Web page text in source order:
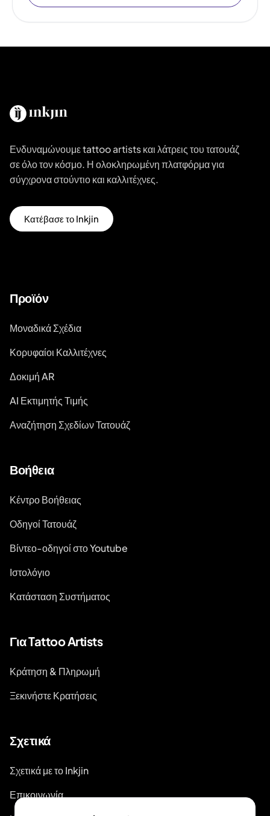
Ενδυναμώνουμε tattoo artists και λάτρεις του τατουάζ
σε όλο τον κόσμο. Η ολοκληρωμένη πλατφόρμα για
σύγχρονα στούντιο και καλλιτέχνες.
Κατέβασε το Inkjin
Προϊόν
Μοναδικά Σχέδια
Κορυφαίοι Καλλιτέχνες
Δοκιμή AR
AI Εκτιμητής Τιμής
Αναζήτηση Σχεδίων Τατουάζ
Βοήθεια
Κέντρο Βοήθειας
Οδηγοί Τατουάζ
Βίντεο-οδηγοί στο Youtube
Ιστολόγιο
Κατάσταση Συστήματος
Για Tattoo Artists
Κράτηση & Πληρωμή
Ξεκινήστε Κρατήσεις
Σχετικά
Σχετικά με το Inkjin
Επικοινωνία